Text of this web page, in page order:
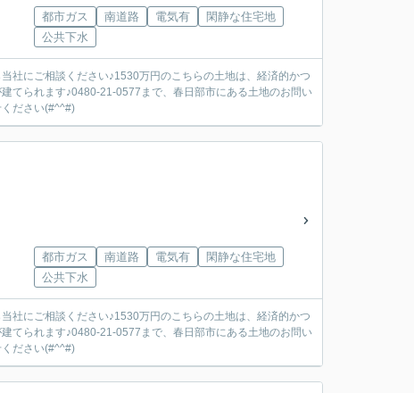
都市ガス 南道路 電気有
閑静な住宅地
公共下水
社にご相談ください♪1530万円のこちらの土地は、経済的かつ
てられます♪0480-21-0577まで、春日部市にある土地のお問い
ださい(#^^#)
都市ガス 南道路 電気有
閑静な住宅地
公共下水
社にご相談ください♪1530万円のこちらの土地は、経済的かつ
てられます♪0480-21-0577まで、春日部市にある土地のお問い
ださい(#^^#)